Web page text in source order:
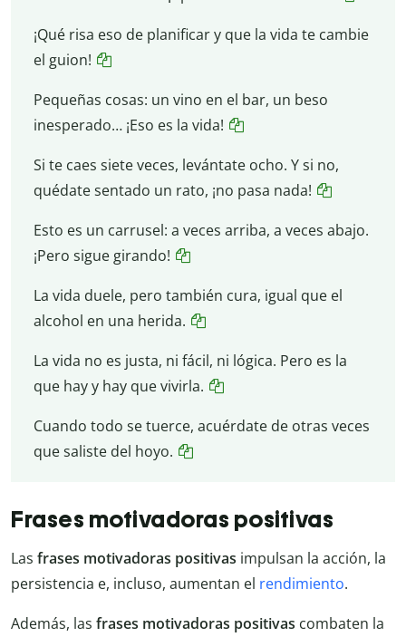
¡Qué risa eso de planificar y que la vida te cambie
el guion!
Pequeñas cosas: un vino en el bar, un beso
inesperado… ¡Eso es la vida!
Si te caes siete veces, levántate ocho. Y si no,
quédate sentado un rato, ¡no pasa nada!
Esto es un carrusel: a veces arriba, a veces abajo.
¡Pero sigue girando!
La vida duele, pero también cura, igual que el
alcohol en una herida.
La vida no es justa, ni fácil, ni lógica. Pero es la
que hay y hay que vivirla.
Cuando todo se tuerce, acuérdate de otras veces
que saliste del hoyo.
Frases motivadoras positivas
Las frases motivadoras positivas impulsan la acción, la
persistencia e, incluso, aumentan el rendimiento.
Además, las frases motivadoras positivas combaten la